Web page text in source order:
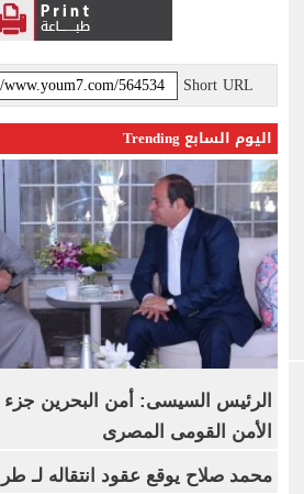
Short URL
اليوم السابع Trending
الرئيس السيسى: أمن البحرين جزء
الأمن القومى المصرى
محمد صلاح يوقع عقود انتقاله لـ